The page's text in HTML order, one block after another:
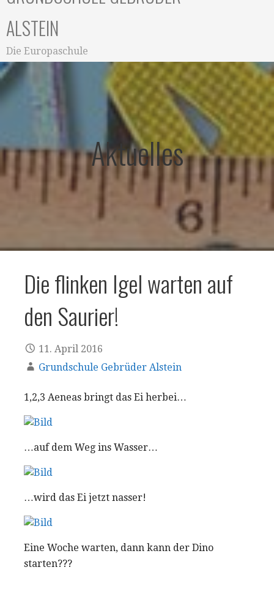
ALSTEIN
Die Europaschule
Aktuelles
Die flinken Igel warten auf
den Saurier!
11. April 2016
Grundschule Gebrüder Alstein
1,2,3 Aeneas bringt das Ei herbei…
…auf dem Weg ins Wasser…
…wird das Ei jetzt nasser!
Eine Woche warten, dann kann der Dino
starten???